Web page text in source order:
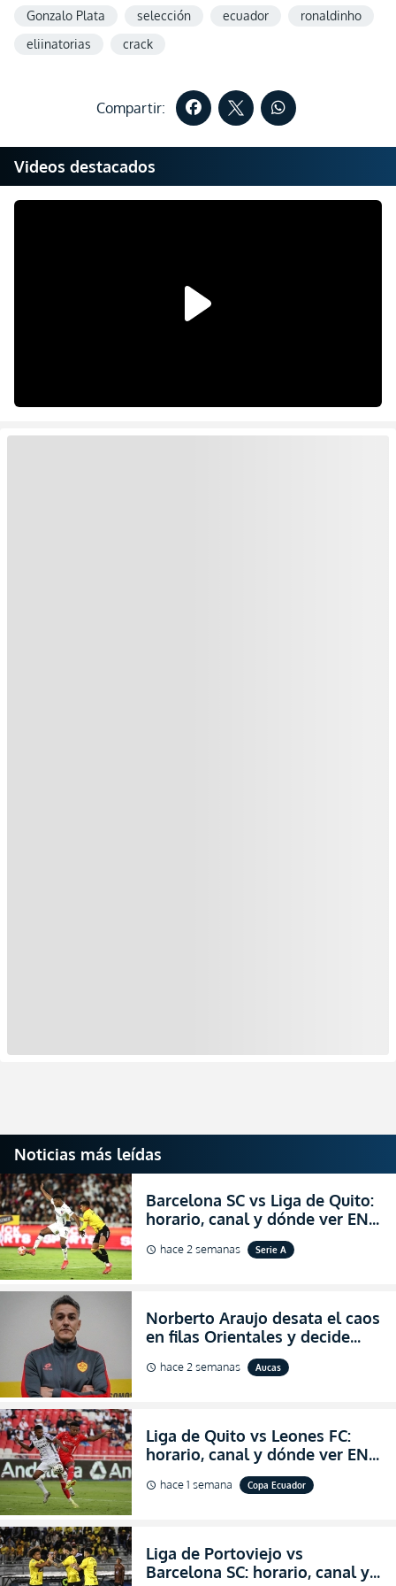
Gonzalo Plata selección ecuador
ronaldinho
eliinatorias
crack
Compartir:
Videos destacados
Noticias más leídas
Barcelona SC vs Liga de Quito:
horario, canal y dónde ver EN
VIVO la Fecha 22 de la LigaPro
2026
schedule hace 2 semanas Serie A
Norberto Araujo desata el caos
en filas Orientales y decide
abandonar la dirección técnica
de Aucas
schedule hace 2 semanas Aucas
Liga de Quito vs Leones FC:
horario, canal y dónde ver EN
VIVO los octavos de final de la
Copa Ecuador 2026
schedule hace 1 semana Copa Ecuador
Liga de Portoviejo vs
Barcelona SC: horario, canal y